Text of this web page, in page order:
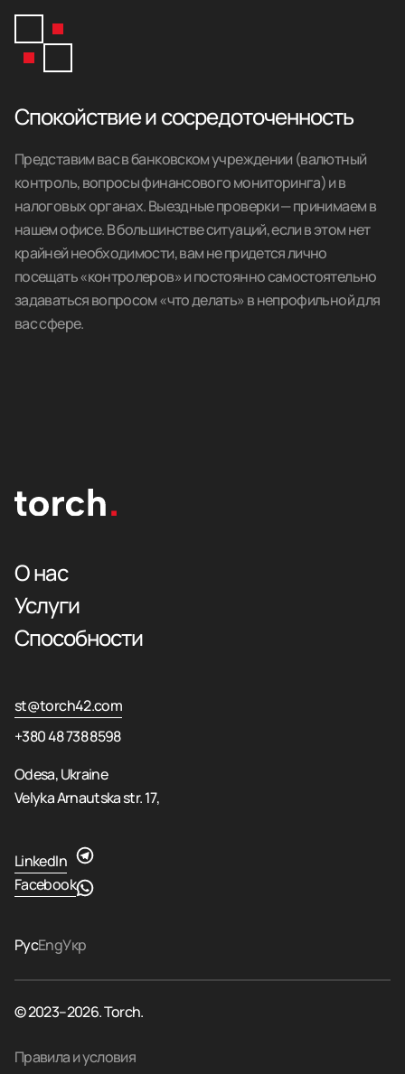
Спокойствие и сосредоточенность
Представим вас в банковском учреждении (валютный
контроль, вопросы финансового мониторинга) и в
налоговых органах. Выездные проверки — принимаем в
нашем офисе. В большинстве ситуаций, если в этом нет
крайней необходимости, вам не придется лично
посещать «контролеров» и постоянно самостоятельно
задаваться вопросом «что делать» в непрофильной для
вас сфере.
О нас
Услуги
Способности
st@torch42.com
+380 48 738 8598
Odesa, Ukraine
Velyka Arnautska str. 17,
LinkedIn
Facebook
РусEngУкр
© 2023–2026. Torch.
Правила и условия